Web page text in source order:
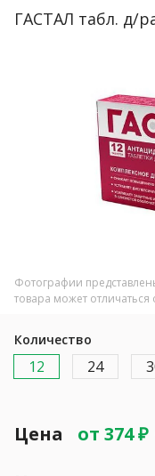
ГАСТАЛ табл. д/
Фотографии
товара может
Количество
12 24
Цена от 374₽